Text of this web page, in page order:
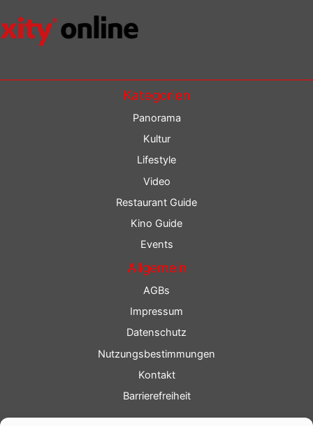
Kategorien
Panorama
Kultur
Lifestyle
Video
Restaurant Guide
Kino Guide
Events
Allgemein
AGBs
Impressum
Datenschutz
Nutzungsbestimmungen
Kontakt
Barrierefreiheit